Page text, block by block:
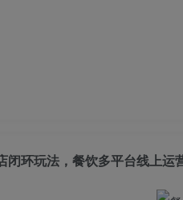
闭环玩法，餐饮多平台线上运